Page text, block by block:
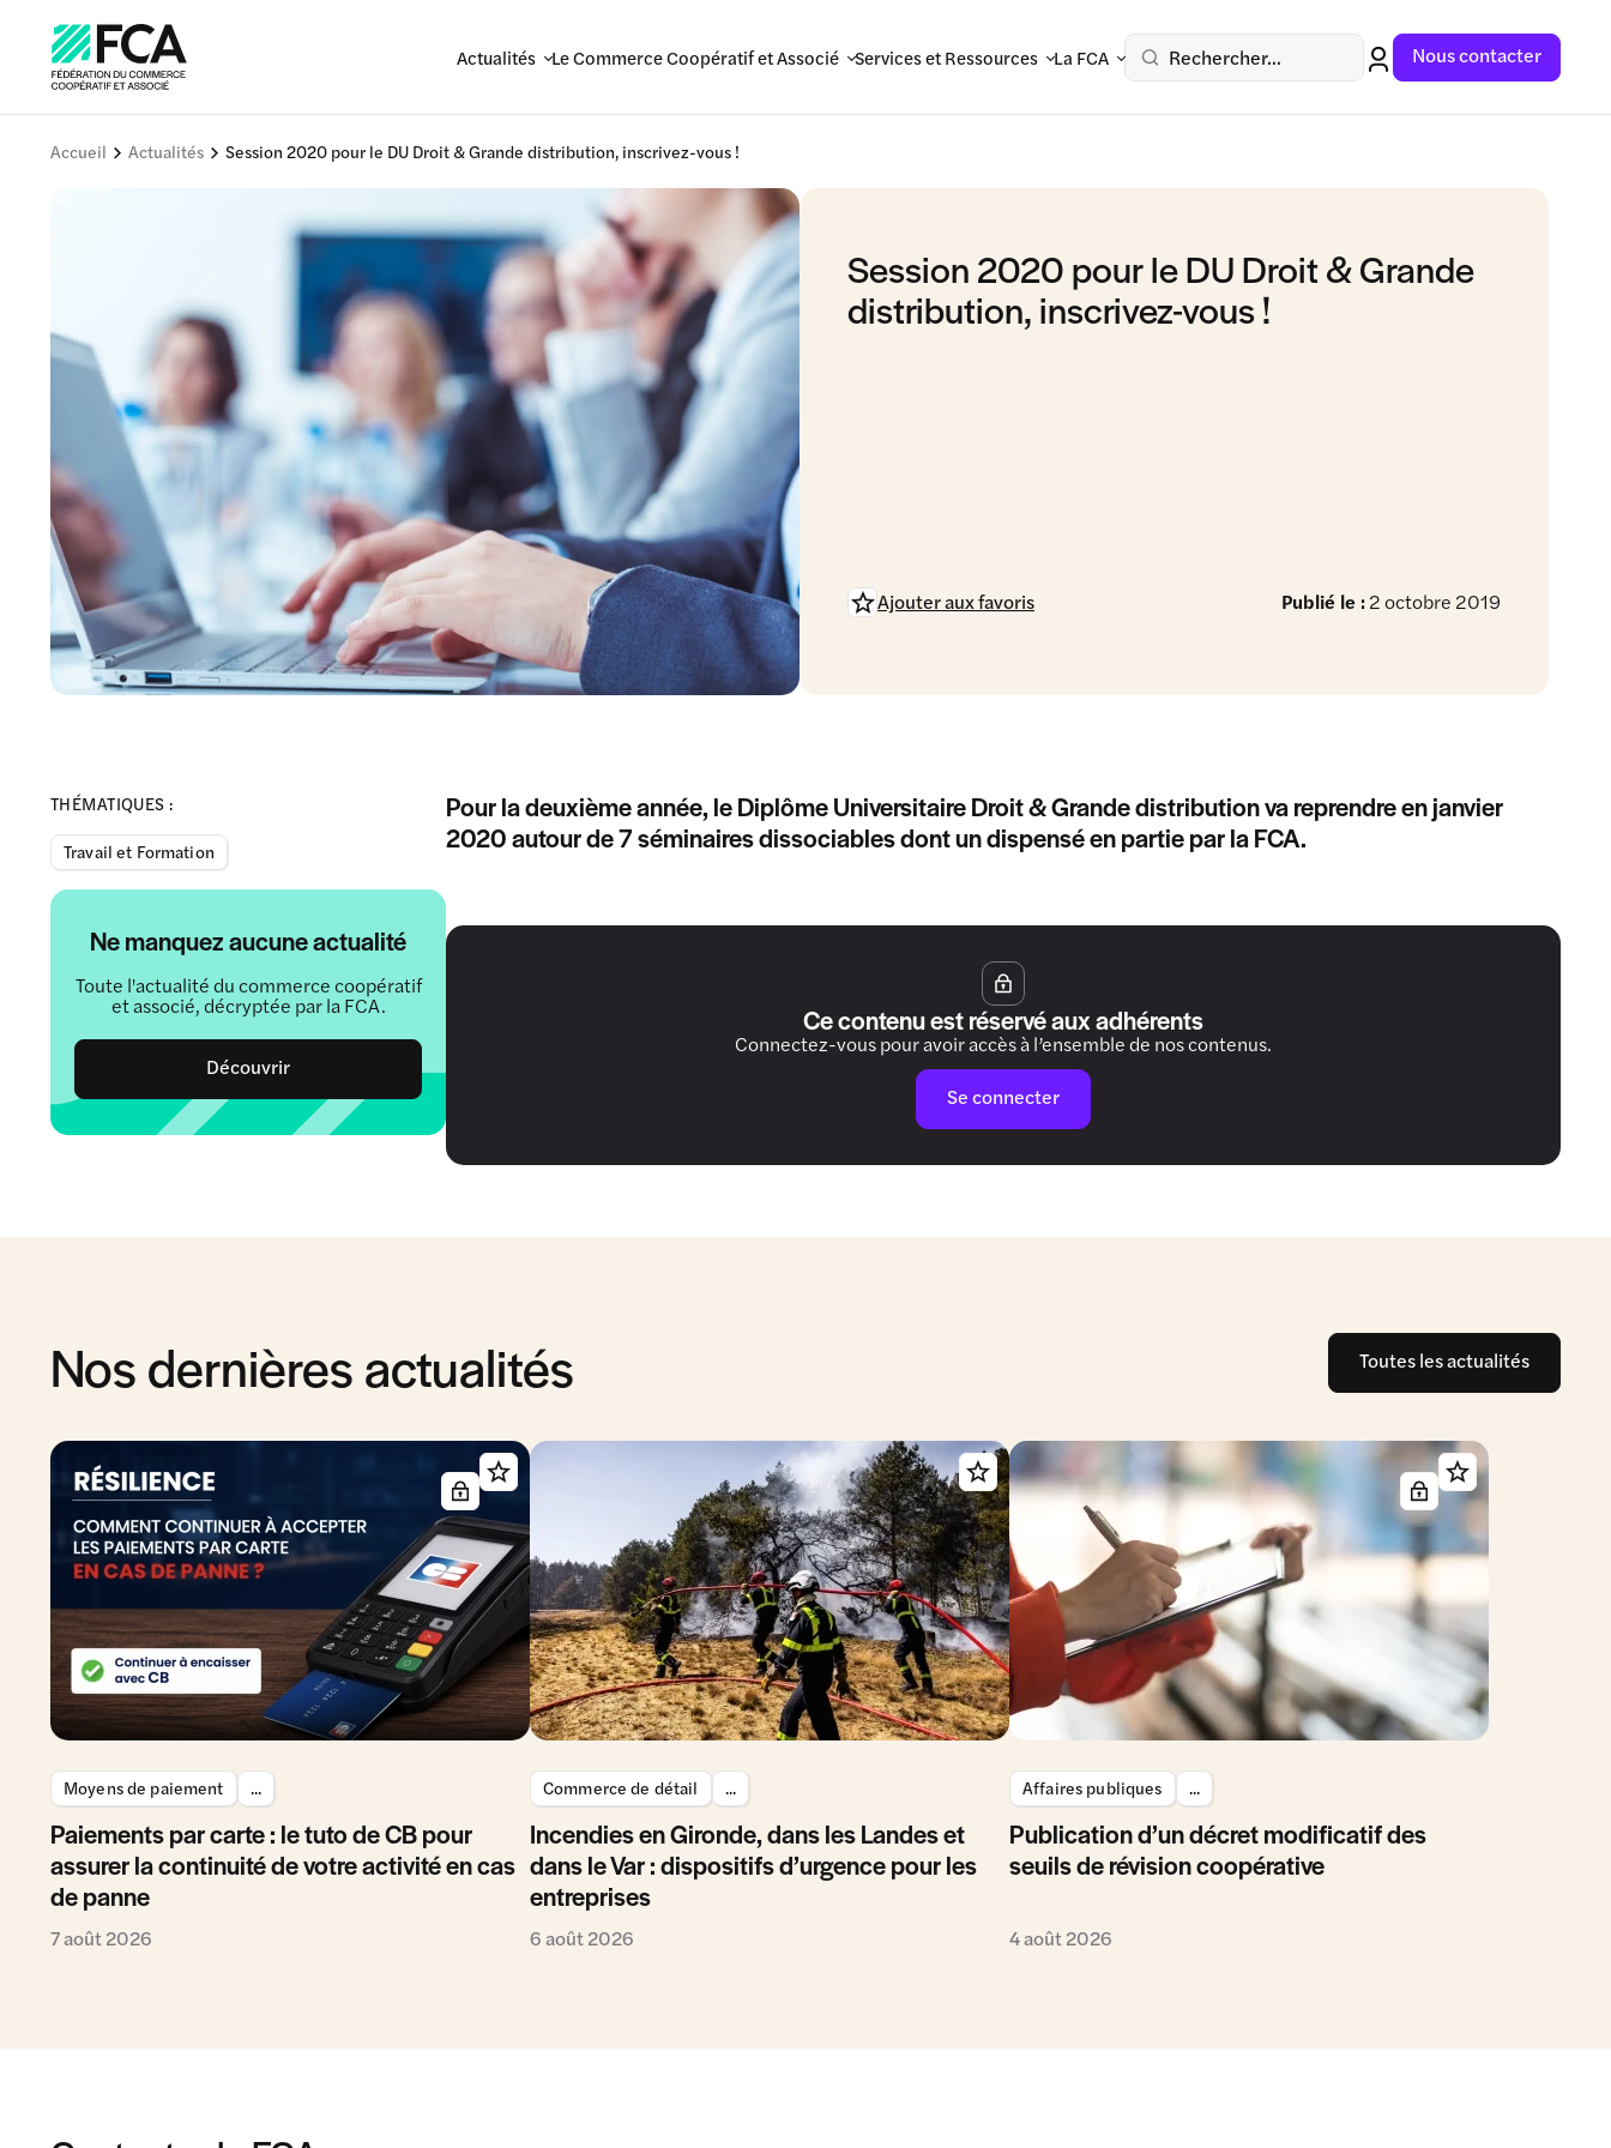
Actualités Le Commerce Coopératif et Associé Services et Ressources La FCA Rechercher... Nous contacter
Accueil Actualités Session 2020 pour le DU Droit & Grande distribution, inscrivez-vous !
Session 2020 pour le DU Droit & Grande
distribution, inscrivez-vous !
Publié le :2 octobre 2019
Ajouter aux favoris
THÉMATIQUES :
Travail et Formation
Ne manquez aucune actualité
Toute l'actualité du commerce coopératif
et associé, décryptée par la FCA.
Découvrir
Pour la deuxième année, le Diplôme Universitaire Droit & Grande distribution va reprendre en janvier
2020 autour de 7 séminaires dissociables dont un dispensé en partie par la FCA.
Ce contenu est réservé aux adhérents
Connectez-vous pour avoir accès à l’ensemble de nos contenus.
Se connecter
Nos dernières actualités Toutes les actualités
Moyens de paiement ...
Paiements par carte : le tuto de CB pour
assurer la continuité de votre activité en cas
de panne
7 août 2026
Commerce de détail ...
Incendies en Gironde, dans les Landes et
dans le Var : dispositifs d’urgence pour les
entreprises
6 août 2026
Affaires publiques ...
Publication d’un décret modificatif des
seuils de révision coopérative
4 août 2026